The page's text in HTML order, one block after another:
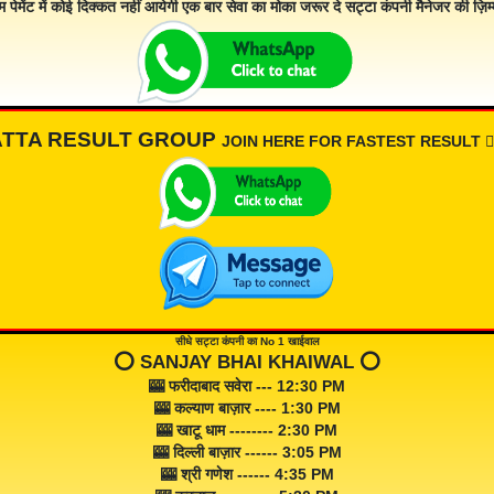
पेमेंट में कोई दिक्कत नहीं आयेगी एक बार सेवा का मोका जरूर दे सट्टा कंपनी मैनेजर की
RESULT GROUP JOIN HERE FOR FASTEST RESULT
सीधे सट्टा कंपनी का No 1 खाईवाल
⭕️ SANJAY BHAI KHAIWAL ⭕️
🎰 फरीदाबाद सवेरा --- 12:30 PM
🎰 कल्याण बाज़ार ---- 1:30 PM
🎰 खाटू धाम -------- 2:30 PM
🎰 दिल्ली बाज़ार ------ 3:05 PM
🎰 श्री गणेश ------ 4:35 PM